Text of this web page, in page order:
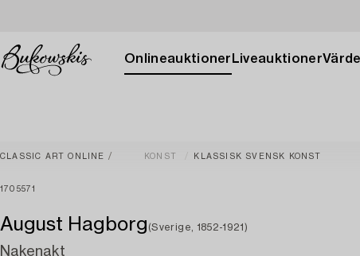
Onlineauktioner Liveauktioner
CLASSIC ART ONLINE KONST KLASSISK SVENSK KONST
1705571
August Hagborg (Sverige, 1852-1921)
Nakenakt